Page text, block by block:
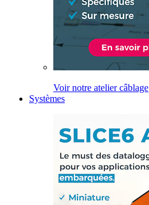
Voir notre atelier câblage
Systèmes